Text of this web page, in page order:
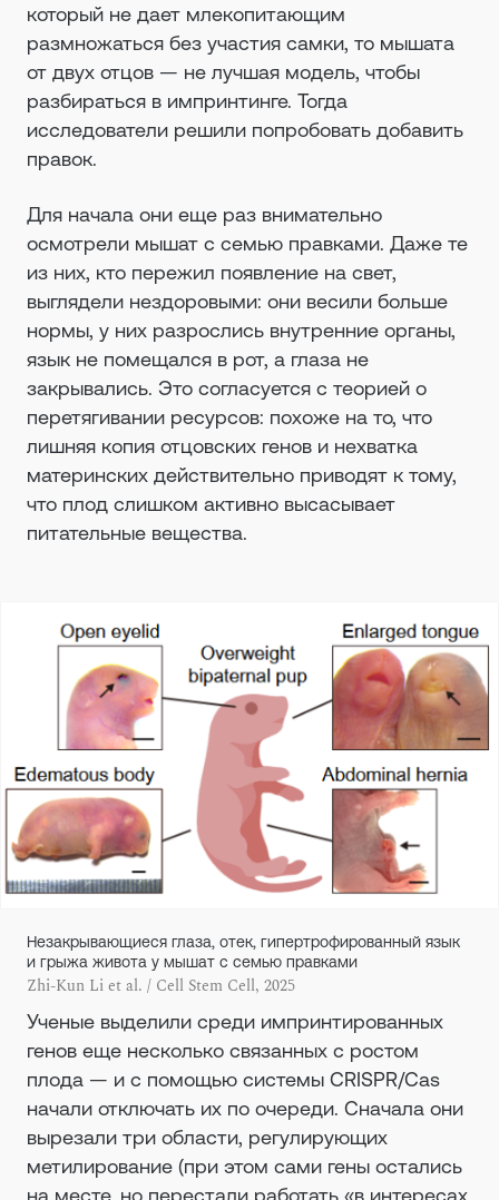
который не дает млекопитающим
размножаться без участия самки, то мышата
от двух отцов — не лучшая модель, чтобы
разбираться в импринтинге. Тогда
исследователи решили попробовать добавить
правок.
Для начала они еще раз внимательно
осмотрели мышат с семью правками. Даже те
из них, кто пережил появление на свет,
выглядели нездоровыми: они весили больше
нормы, у них разрослись внутренние органы,
язык не помещался в рот, а глаза не
закрывались. Это согласуется с теорией о
перетягивании ресурсов: похоже на то, что
лишняя копия отцовских генов и нехватка
материнских действительно приводят к тому,
что плод слишком активно высасывает
питательные вещества.
Незакрывающиеся глаза, отек, гипертрофированный язык
и грыжа живота у мышат с семью правками
Zhi-Kun Li et al. / Cell Stem Cell, 2025
Ученые выделили среди импринтированных
генов еще несколько связанных с ростом
плода — и с помощью системы CRISPR/Cas
начали отключать их по очереди. Сначала они
вырезали три области, регулирующих
метилирование (при этом сами гены остались
на месте, но перестали работать «в интересах